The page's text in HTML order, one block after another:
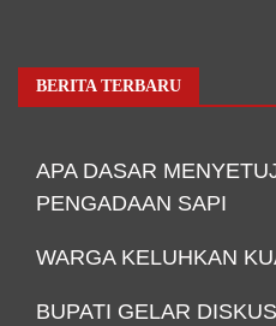
BERITA TERBARU
APA DASAR
PENGADAAN SAPI
WARGA KELUHKAN
BUPATI GELAR